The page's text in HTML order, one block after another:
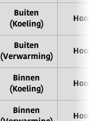
Buiten
(Koeling)
Hoog
Buiten
(Verwarming)
Hoog
Binnen
(Koeling)
Hoog
Binnen
Hoog